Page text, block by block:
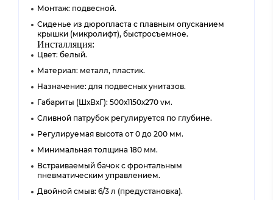
Монтаж: подвесной.
Сиденье из дюропласта с плавным опусканием
крышки (микролифт), быстросъемное.
Инсталляция:
Цвет: белый.
Материал: металл, пластик.
Назначение: для подвесных унитазов.
Габариты (ШхВхГ): 500х1150х270 vм.
Сливной патрубок регулируется по глубине.
Регулируемая высота от 0 до 200 мм.
Минимальная толщина 180 мм.
Встраиваемый бачок с фронтальным
пневматическим управлением.
Двойной смыв: 6/3 л (предустановка).